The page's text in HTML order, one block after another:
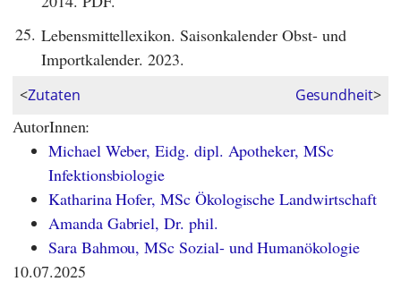
25. Lebensmittellexikon. Saisonkalender Obst- und
Importkalender. 2023.
<Zutaten Gesundheit>
AutorInnen:
Michael Weber, Eidg. dipl. Apotheker, MSc
Infektionsbiologie
Katharina Hofer, MSc Ökologische Landwirtschaft
Amanda Gabriel, Dr. phil.
Sara Bahmou, MSc Sozial- und Humanökologie
10.07.2025